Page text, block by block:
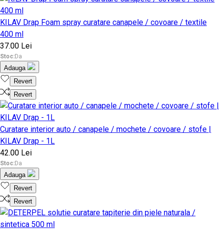
KILAV Drap Foam spray curatare canapele / covoare / textile
400 ml
37.00 Lei
Stoc:Da
Adauga
Revert
Revert
Curatare interior auto / canapele / mochete / covoare / stofe |
KILAV Drap - 1L
42.00 Lei
Stoc:Da
Adauga
Revert
Revert